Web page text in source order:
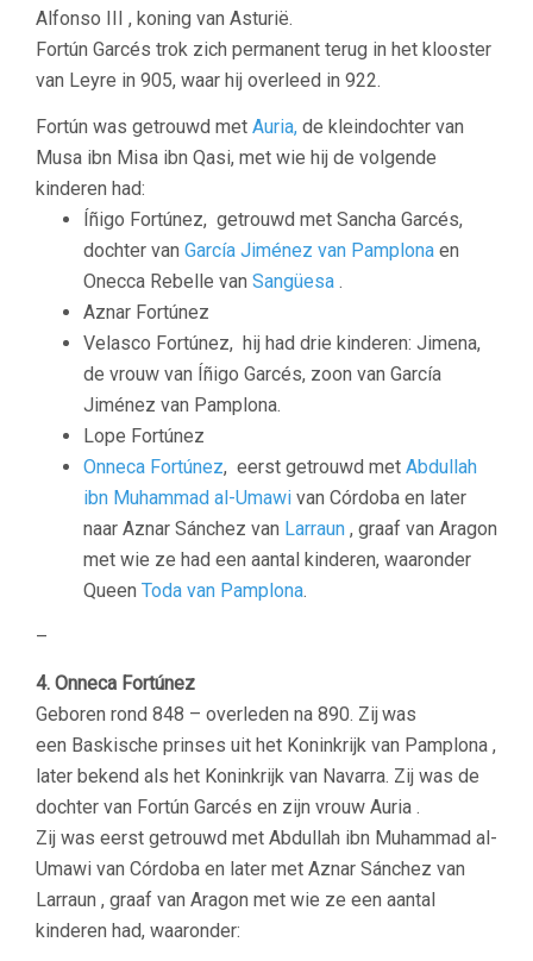
Alfonso III , koning van Asturië.
Fortún Garcés trok zich permanent terug in het klooster
van Leyre in 905, waar hij overleed in 922.
Fortún was getrouwd met Auria, de kleindochter van
Musa ibn Misa ibn Qasi, met wie hij de volgende
kinderen had:
Íñigo Fortúnez, getrouwd met Sancha Garcés,
dochter van García Jiménez van Pamplona en
Onecca Rebelle van Sangüesa .
Aznar Fortúnez
Velasco Fortúnez, hij had drie kinderen: Jimena,
de vrouw van Íñigo Garcés, zoon van García
Jiménez van Pamplona.
Lope Fortúnez
Onneca Fortúnez, eerst getrouwd met Abdullah
ibn Muhammad al-Umawi van Córdoba en later
naar Aznar Sánchez van Larraun , graaf van Aragon
met wie ze had een aantal kinderen, waaronder
Queen Toda van Pamplona.
–
4. Onneca Fortúnez
Geboren rond 848 – overleden na 890. Zijwas
een Baskische prinses uit het Koninkrijk van Pamplona ,
later bekend als het Koninkrijk van Navarra. Zij was de
dochter van Fortún Garcés en zijn vrouw Auria .
Zij was eerst getrouwd met Abdullah ibn Muhammad al-
Umawi van Córdoba en later met Aznar Sánchez van
Larraun , graaf van Aragon met wie ze een aantal
kinderen had, waaronder: